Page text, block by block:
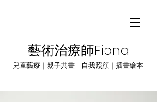
藝術治療師Fiona
兒童藝療｜親子共畫｜自我照顧｜插畫繪本